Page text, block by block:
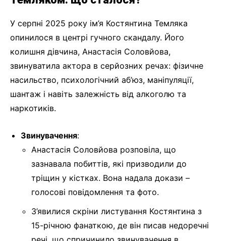
У серпні 2025 року ім’я Костянтина Темляка
опинилося в центрі гучного скандалу. Його
колишня дівчина, Анастасія Соловйова,
звинуватила актора в серйозних речах: фізичне
насильство, психологічний аб’юз, маніпуляції,
шантаж і навіть залежність від алкоголю та
наркотиків.
Звинувачення:
Анастасія Соловйова розповіла, що
зазнавала побиттів, які призводили до
тріщин у кістках. Вона надала докази –
голосові повідомлення та фото.
З’явилися скріни листування Костянтина з
15-річною фанаткою, де він писав недоречні